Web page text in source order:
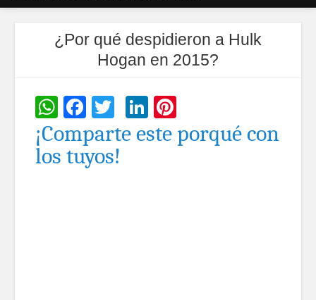
¿Por qué despidieron a Hulk
Hogan en 2015?
WhatsApp
Facebook
TwitterLinkedIn
¡Comparte este porqué con
los tuyos!